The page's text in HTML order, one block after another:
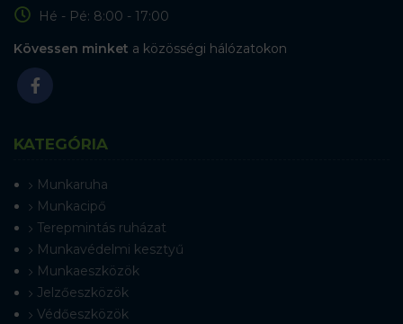
Hé - Pé: 8:00 - 17:00
Kövessen minket a közösségi hálózatokon
KATEGÓRIA
Munkaruha
Munkacipő
Terepmintás ruházat
Munkavédelmi kesztyű
Munkaeszközök
Jelzőeszközök
Védőeszközök